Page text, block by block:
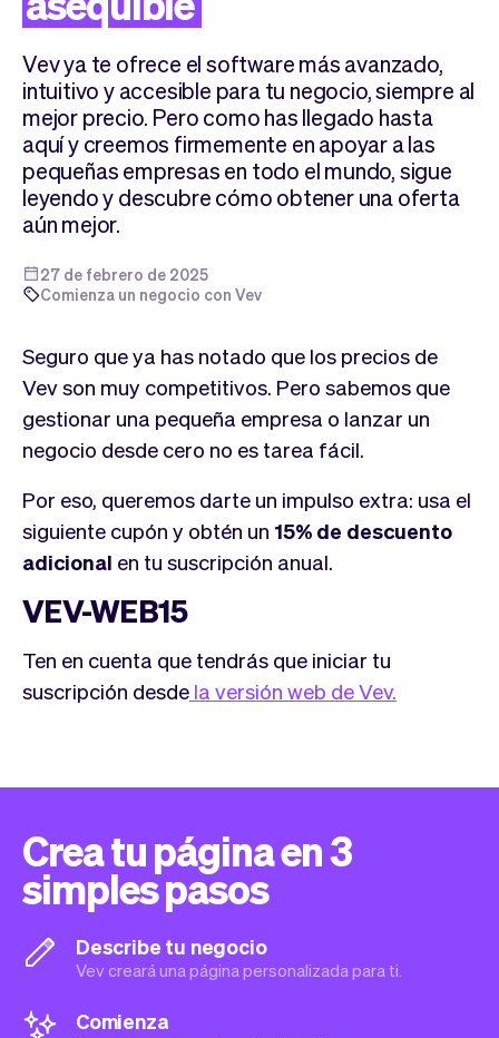
Marketing
Pagos
Diseño
Entregas
Vev ya te ofrece el software más avanzado,
intuitivo y accesible para tu negocio, siempre al
mejor precio. Pero como has llegado hasta
aquí y creemos firmemente en apoyar a las
pequeñas empresas en todo el mundo, sigue
leyendo y descubre cómo obtener una oferta
aún mejor.
27 de febrero de 2025
Comienza un negocio con Vev
Seguro que ya has notado que los precios de
Vev son muy competitivos. Pero sabemos que
gestionar una pequeña empresa o lanzar un
negocio desde cero no es tarea fácil.
Por eso, queremos darte un impulso extra: usa el
siguiente cupón y obtén un 15% de descuento
adicional en tu suscripción anual.
VEV-WEB15
Ten en cuenta que tendrás que iniciar tu
suscripción desde la versión web de Vev.
Crea tu página en 3
simples pasos
Describe tu negocio
Vev creará una página personalizada para ti.
Comienza